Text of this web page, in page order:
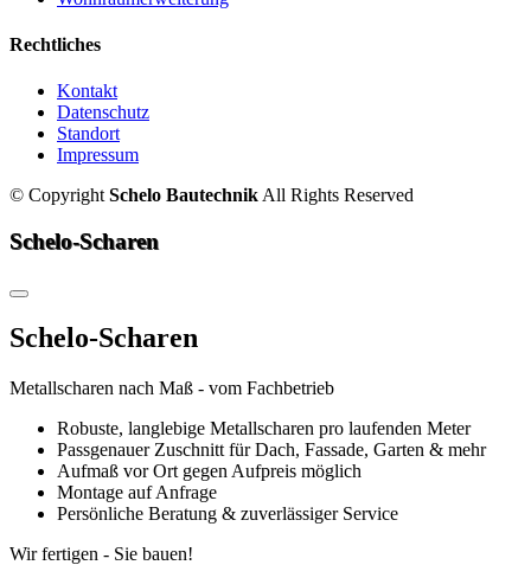
Rechtliches
Kontakt
Datenschutz
Standort
Impressum
© Copyright Schelo Bautechnik All Rights Reserved
Schelo-Scharen
Schelo-Scharen
Metallscharen nach Maß - vom Fachbetrieb
Robuste, langlebige Metallscharen pro laufenden Meter
Passgenauer Zuschnitt für Dach, Fassade, Garten & mehr
Aufmaß vor Ort gegen Aufpreis möglich
Montage auf Anfrage
Persönliche Beratung & zuverlässiger Service
Wir fertigen - Sie bauen!